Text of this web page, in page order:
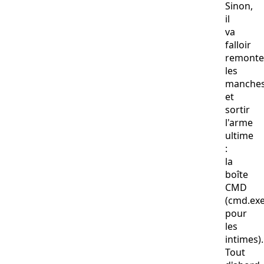
Sinon,
il
va
falloir
les
et
sortir
l'arme
ultime
:
la
boîte
CMD
pour
les
intimes).
Tout